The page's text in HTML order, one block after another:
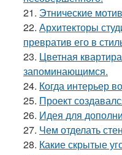
21. Этнические
22. Архитекторы
превратив его в
23. Цветная
запоминающимся.
24. Когда интерьер
25. Проект
26. Идея для
27. Чем отделать
28. Какие скрытые